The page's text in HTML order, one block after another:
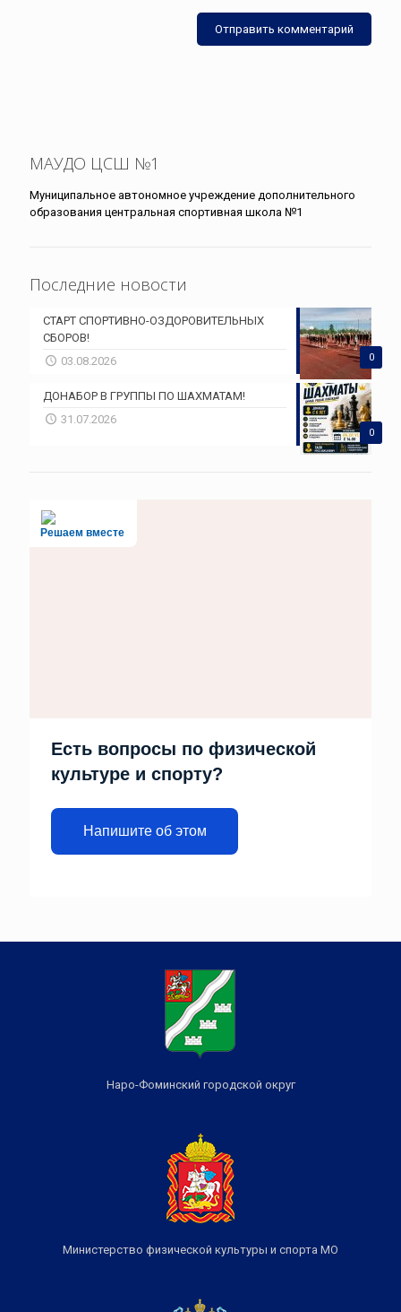
МАУДО ЦСШ №1
Муниципальное автономное учреждение дополнительного
образования центральная спортивная школа №1
Последние новости
0
СТАРТ СПОРТИВНО-ОЗДОРОВИТЕЛЬНЫХ
СБОРОВ!
03.08.2026
0
ДОНАБОР В ГРУППЫ ПО ШАХМАТАМ!
31.07.2026
Решаем вместе
Есть вопросы по физической
культуре и спорту?
Напишите об этом
Наро-Фоминский городской округ
Министерство физической культуры и спорта МО